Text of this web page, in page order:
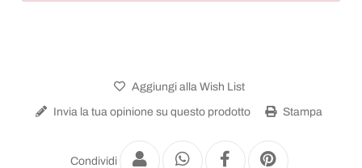
Aggiungi alla Wish List
Invia la tua opinione su questo prodotto Stampa
Condividi